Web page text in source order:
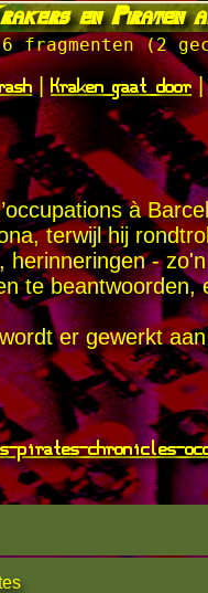
en Piraten
fragmenten (2
|Kraken gaat door
à
terwijl hij
-
te
er gewerkt
pirates-chronicles-